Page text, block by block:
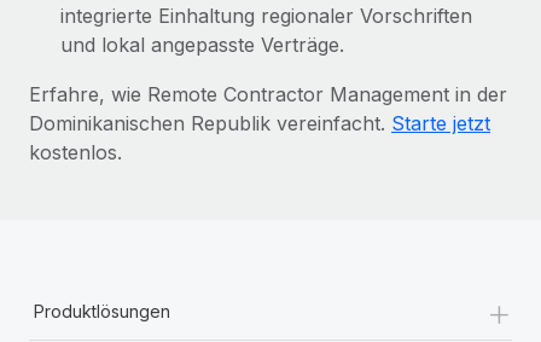
integrierte Einhaltung regionaler Vorschriften
und lokal angepasste Verträge.
Erfahre, wie Remote Contractor Management in der
Dominikanischen Republik vereinfacht. Starte jetzt
kostenlos.
Produktlösungen +